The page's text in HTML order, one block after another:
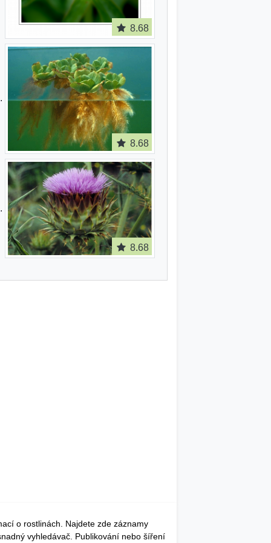
8.68
8.68
8.68
o rostlinách. Najdete zde záznamy
vyhledávač. Publikování nebo šíření